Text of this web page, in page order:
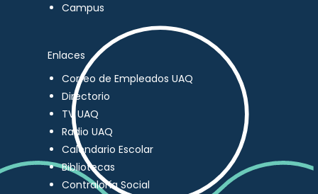
Campus
Enlaces
Correo de Empleados UAQ
Directorio
TV UAQ
Radio UAQ
Calendario Escolar
Bibliotecas
Contraloría Social